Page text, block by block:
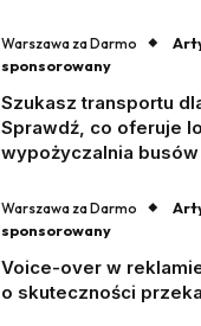
Warszawa za Darmo
sponsorowany
Szukasz transportu
Sprawdź, co oferuje
wypożyczalnia busów
Warszawa za Darmo
sponsorowany
Voice-over w
o skuteczności